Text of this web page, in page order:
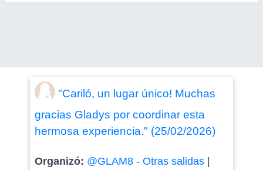
"Cariló, un lugar único! Muchas
gracias Gladys por coordinar esta
hermosa experiencia." (25/02/2026)
Organizó: @GLAM8- Otras salidas|